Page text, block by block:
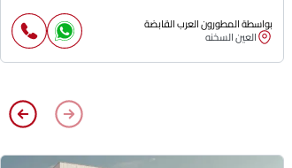
بواسطة المطورون العرب القابضة
العين السخنه